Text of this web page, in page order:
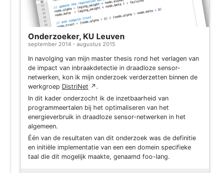
Onderzoeker, KU Leuven
september 2014 - augustus 2015
In navolging van mijn master thesis rond het verlagen van
de impact van inbraakdetectie in draadloze sensor-
netwerken, kon ik mijn onderzoek verderzetten binnen de
werkgroep DistriNet ↗ .
In dit kader onderzocht ik de inzetbaarheid van
programmeertalen bij het optimaliseren van het
energieverbruik in draadloze sensor-netwerken in het
algemeen.
Één van de resultaten van dit onderzoek was de definitie
en initiële implementatie van een een domein specifieke
taal die dit mogelijk maakte, genaamd foo-lang.